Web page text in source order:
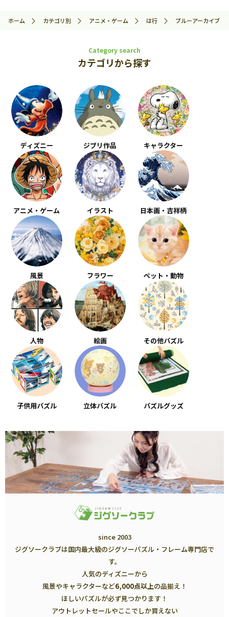
ホーム カテゴリ別 アニメ・ゲーム は行 ブルーアーカイブ
Category search
カテゴリから探す
ディズニー ジブリ作品 キャラクター
アニメ・ゲーム イラスト 日本画・吉祥柄
風景 フラワー ペット・動物
人物 絵画 その他パズル
子供用パズル 立体パズル パズルグッズ
since 2003
ジグソークラブは国内最大級のジグソーパズル・フレーム専門店で
す。
人気のディズニーから
風景やキャラクターなど6,000点以上の品揃え！
ほしいパズルが必ず見つかります！
アウトレットセールやここでしか買えない